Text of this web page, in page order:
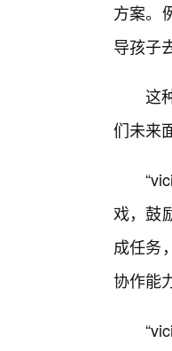
方案。
导孩子
这
们未来
戏，鼓
成任务
协作能